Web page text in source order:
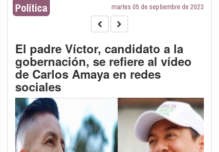
Política martes 05 de septiembre de 2023
El padre Víctor, candidato a la
gobernación, se refiere al vídeo
de Carlos Amaya en redes
sociales